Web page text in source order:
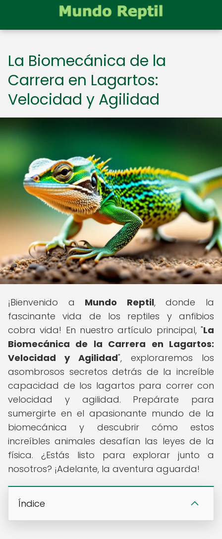
La Biomecánica de la
Carrera en Lagartos:
Velocidad y Agilidad
¡Bienvenido a Mundo Reptil, donde la
fascinante vida de los reptiles y anfibios
cobra vida! En nuestro artículo principal, "La
Biomecánica de la Carrera en Lagartos:
Velocidad y Agilidad", exploraremos los
asombrosos secretos detrás de la increíble
capacidad de los lagartos para correr con
velocidad y agilidad. Prepárate para
sumergirte en el apasionante mundo de la
biomecánica y descubrir cómo estos
increíbles animales desafían las leyes de la
física. ¿Estás listo para explorar junto a
nosotros? ¡Adelante, la aventura aguarda!
Índice